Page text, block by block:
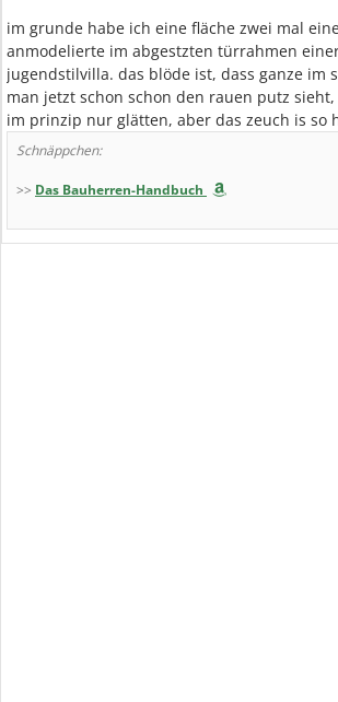
im grunde habe ich eine fläche zwei mal
anmodelierte im abgestzten türrahmen
jugendstilvilla. das blöde ist, dass ganze im
man jetzt schon schon den rauen putz
im prinzip nur glätten, aber das zeuch is so
Schnäppchen:
>> Das Bauherren-Handbuch